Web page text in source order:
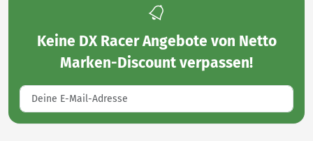
Keine DX Racer Angebote von Netto
Marken-Discountverpassen!